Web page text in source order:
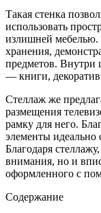
Такая стенка
использовать
излишней мебелью.
хранения,
предметов. Внутри
— книги,
Стеллаж же
размещения
рамку для него.
элементы идеально
Благодаря
внимания, но и
оформленного с
Содержание